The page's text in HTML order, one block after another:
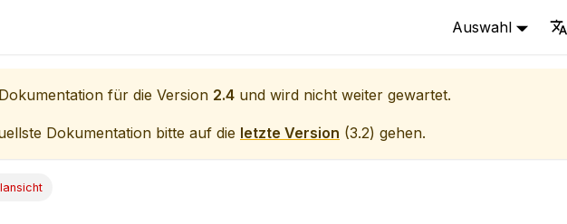
Auswahl
für die Version 2.4 und wird nicht weiter gewartet.
Dokumentation bitte auf die letzte Version (3.2) gehen.